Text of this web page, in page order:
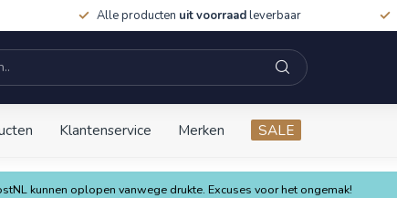
Alle producten uit voorraadleverbaar
Klantenservice Merken SALE
kunnen oplopen vanwege drukte. Excuses voor het ongemak!